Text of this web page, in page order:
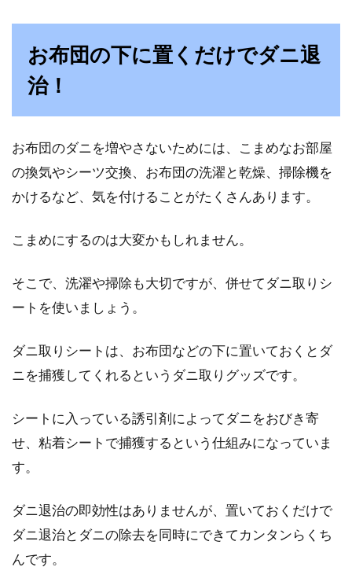
お布団の下に置くだけでダニ退
治！
お布団のダニを増やさないためには、こまめなお部屋
の換気やシーツ交換、お布団の洗濯と乾燥、掃除機を
かけるなど、気を付けることがたくさんあります。
こまめにするのは大変かもしれません。
そこで、洗濯や掃除も大切ですが、併せてダニ取りシ
ートを使いましょう。
ダニ取りシートは、お布団などの下に置いておくとダ
ニを捕獲してくれるというダニ取りグッズです。
シートに入っている誘引剤によってダニをおびき寄
せ、粘着シートで捕獲するという仕組みになっていま
す。
ダニ退治の即効性はありませんが、置いておくだけで
ダニ退治とダニの除去を同時にできてカンタンらくち
んです。